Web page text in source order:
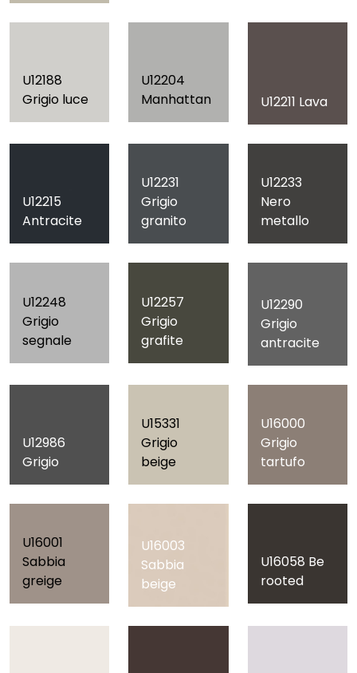
U12188
Grigio luce
U12204
Manhattan
U12211 Lava
U12215
Antracite
U12231
Grigio
granito
U12233
Nero
metallo
U12248
Grigio
segnale
U12257
Grigio
grafite
U12290
Grigio
antracite
U12986
Grigio
U15331
Grigio
beige
U16000
Grigio
tartufo
U16001
Sabbia
greige
U16003
Sabbia
beige
U16058 Be
rooted